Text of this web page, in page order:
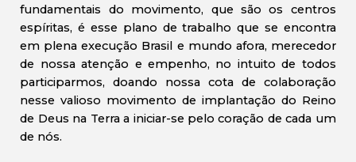
fundamentais do movimento, que são os centros
espíritas, é esse plano de trabalho que se encontra
em plena execução Brasil e mundo afora, merecedor
de nossa atenção e empenho, no intuito de todos
participarmos, doando nossa cota de colaboração
nesse valioso movimento de implantação do Reino
de Deus na Terra a iniciar-se pelo coração de cada um
de nós.